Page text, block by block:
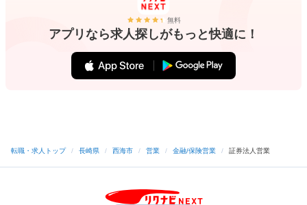
無料
アプリなら求人探しがもっと快適に！
転職・求人トップ / 長崎県 / 西海市 / 営業 / 金融/保険営業 / 証券法人営業